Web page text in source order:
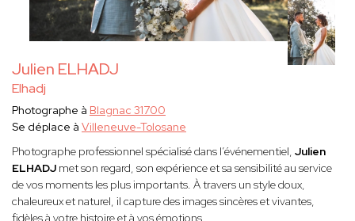
Julien ELHADJ
Elhadj
Photographe à Blagnac 31700
Se déplace à Villeneuve-Tolosane
Photographe professionnel spécialisé dans l’événementiel, Julien
ELHADJ met son regard, son expérience et sa sensibilité au service
de vos moments les plus importants. À travers un style doux,
chaleureux et naturel, il capture des images sincères et vivantes,
fidèles à votre histoire et à vos émotions.